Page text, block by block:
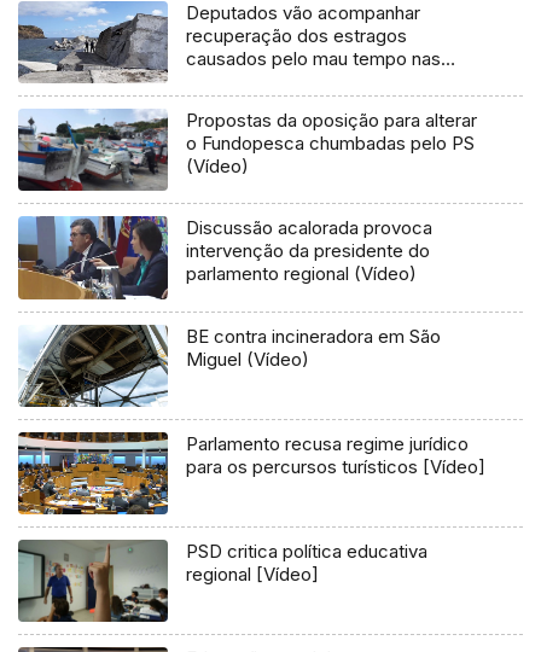
Deputados vão acompanhar
recuperação dos estragos
causados pelo mau tempo nas
Propostas da oposição para alterar
o Fundopesca chumbadas pelo PS
(Vídeo)
Discussão acalorada provoca
intervenção da presidente do
parlamento regional (Vídeo)
BE contra incineradora em São
Miguel (Vídeo)
Parlamento recusa regime jurídico
para os percursos turísticos [Vídeo]
PSD critica política educativa
regional [Vídeo]